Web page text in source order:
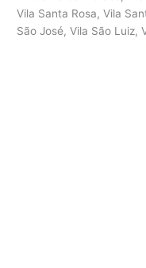
Vila Santa Rosa, Vila
São José, Vila São Luiz,